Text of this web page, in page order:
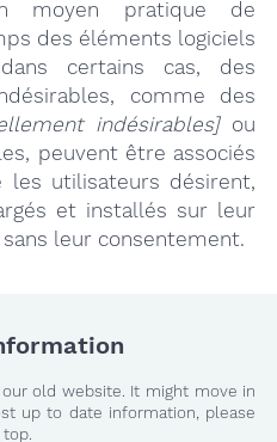
moyen pratique de
des éléments logiciels
certains cas, des
comme des
indésirables]ou
peuvent être associés
les utilisateurs désirent,
et installés sur leur
leur consentement.
old website. It might move in
up to date information, please